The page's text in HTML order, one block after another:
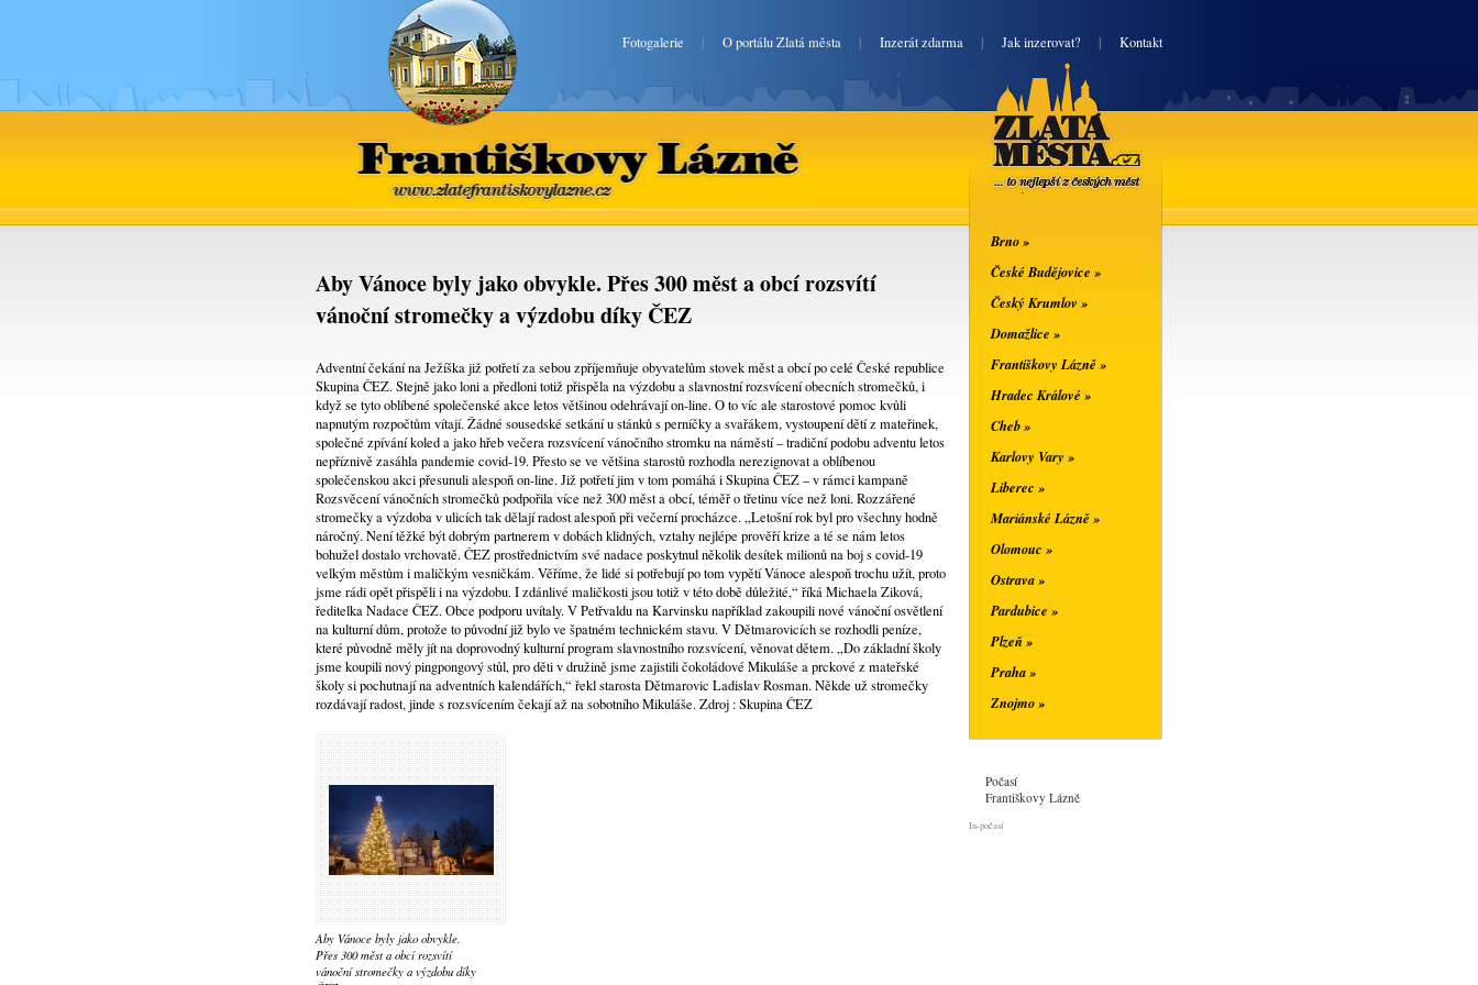
Fotogalerie | O portálu Zlatá města | Inzerát zdarma | Jak inzerovat? | Kontakt
www.zlatefrantiskovylazne.cz
Aby Vánoce byly jako obvykle. Přes 300 měst a obcí rozsvítí
vánoční stromečky a výzdobu díky ČEZ
Adventní čekání na Ježíška již potřetí za sebou zpříjemňuje obyvatelům stovek měst a obcí po celé České republice
Skupina ČEZ. Stejně jako loni a předloni totiž přispěla na výzdobu a slavnostní rozsvícení obecních stromečků, i
když se tyto oblíbené společenské akce letos většinou odehrávají on-line. O to víc ale starostové pomoc kvůli
napnutým rozpočtům vítají. Žádné sousedské setkání u stánků s perníčky a svařákem, vystoupení dětí z mateřinek,
společné zpívání koled a jako hřeb večera rozsvícení vánočního stromku na náměstí – tradiční podobu adventu letos
nepříznivě zasáhla pandemie covid-19. Přesto se ve většina starostů rozhodla nerezignovat a oblíbenou
společenskou akci přesunuli alespoň on-line. Již potřetí jim v tom pomáhá i Skupina ČEZ – v rámci kampaně
Rozsvěcení vánočních stromečků podpořila více než 300 měst a obcí, téměř o třetinu více než loni. Rozzářené
stromečky a výzdoba v ulicích tak dělají radost alespoň při večerní procházce. „Letošní rok byl pro všechny hodně
náročný. Není těžké být dobrým partnerem v dobách klidných, vztahy nejlépe prověří krize a té se nám letos
bohužel dostalo vrchovatě. ČEZ prostřednictvím své nadace poskytnul několik desítek milionů na boj s covid-19
velkým městům i maličkým vesničkám. Věříme, že lidé si potřebují po tom vypětí Vánoce alespoň trochu užít, proto
jsme rádi opět přispěli i na výzdobu. I zdánlivé maličkosti jsou totiž v této době důležité,“ říká Michaela Ziková,
ředitelka Nadace ČEZ. Obce podporu uvítaly. V Petřvaldu na Karvinsku například zakoupili nové vánoční osvětlení
na kulturní dům, protože to původní již bylo ve špatném technickém stavu. V Dětmarovicích se rozhodli peníze,
které původně měly jít na doprovodný kulturní program slavnostního rozsvícení, věnovat dětem. „Do základní školy
jsme koupili nový pingpongový stůl, pro děti v družině jsme zajistili čokoládové Mikuláše a prckové z mateřské
školy si pochutnají na adventních kalendářích,“ řekl starosta Dětmarovic Ladislav Rosman. Někde už stromečky
rozdávají radost, jinde s rozsvícením čekají až na sobotního Mikuláše. Zdroj : Skupina ČEZ
Aby Vánoce byly jako obvykle.
Přes 300 měst a obcí rozsvítí
vánoční stromečky a výzdobu díky
Zlatá města
... to nejlepší z
českých měst
Brno »
České Budějovice »
Český Krumlov »
Domažlice »
Františkovy Lázně »
Hradec Králové »
Cheb »
Karlovy Vary »
Liberec »
Mariánské Lázně »
Olomouc »
Ostrava »
Pardubice »
Plzeň »
Praha »
Znojmo »
Počasí
Františkovy Lázně
In-počasí